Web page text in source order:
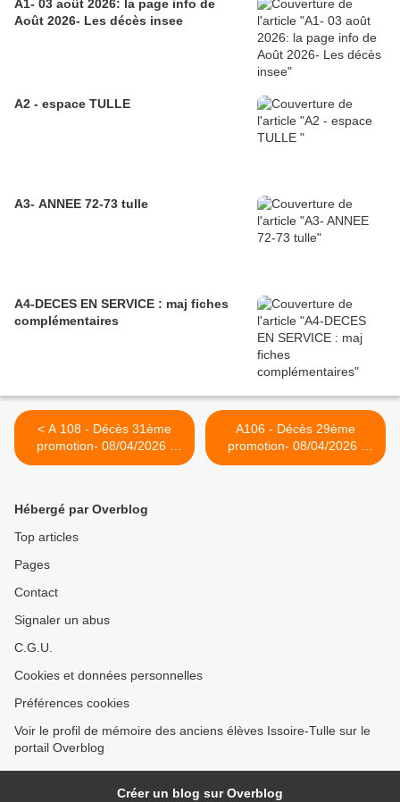
A1- 03 août 2026: la page info de
Août 2026- Les décès insee
A2 - espace TULLE
A3- ANNEE 72-73 tulle
A4-DECES EN SERVICE : maj fiches
complémentaires
< A 108 - Décès 31ème
promotion- 08/04/2026 :
JANOT Stéphane 127
A106 - Décès 29ème
promotion- 08/04/2026 :
DAVID Laurent >
Hébergé par Overblog
Top articles
Pages
Contact
Signaler un abus
C.G.U.
Cookies et données personnelles
Préférences cookies
Voir le profil de mémoire des anciens élèves Issoire-Tulle sur le
portail Overblog
Créer un blog sur Overblog